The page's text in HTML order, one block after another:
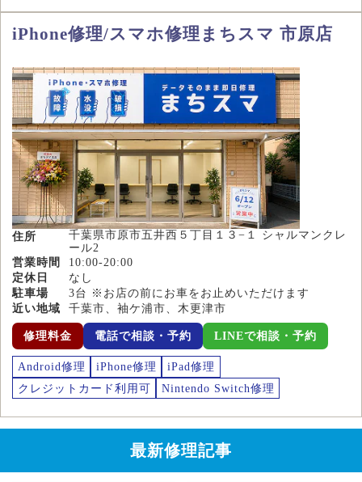
iPhone修理/スマホ修理まちスマ 市原店
住所
千葉県市原市五井西５丁目１３−１ シャルマンクレ
ール2
営業時間
10:00-20:00
定休日
なし
駐車場
3台 ※お店の前にお車をお止めいただけます
近い地域
千葉市、袖ケ浦市、木更津市
修理料金 電話で相談・予約 LINEで相談・予約
Android修理 iPhone修理
iPad修理
クレジットカード利用可
Nintendo Switch修理
最新修理記事